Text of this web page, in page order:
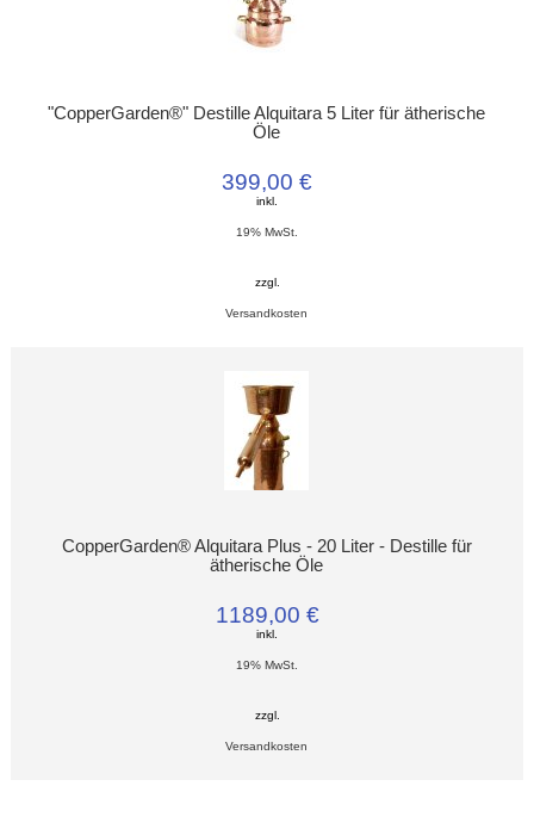
"CopperGarden®" Destille Alquitara 5 Liter für ätherische
Öle
399,00 €
inkl.
19% MwSt.
zzgl.
Versandkosten
CopperGarden® Alquitara Plus - 20 Liter - Destille für
ätherische Öle
1189,00 €
inkl.
19% MwSt.
zzgl.
Versandkosten